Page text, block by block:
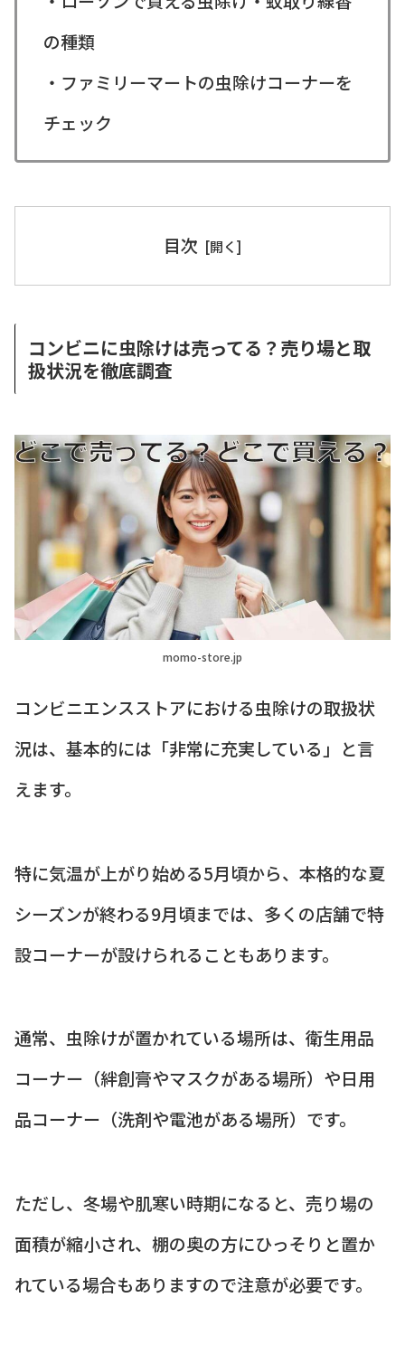
の種類
・ファミリーマートの虫除けコーナーを
チェック
目次
コンビニに虫除けは売ってる？売り場と取
扱状況を徹底調査
momo-store.jp
コンビニエンスストアにおける虫除けの取扱状
況は、基本的には「非常に充実している」と言
えます。
特に気温が上がり始める5月頃から、本格的な夏
シーズンが終わる9月頃までは、多くの店舗で特
設コーナーが設けられることもあります。
通常、虫除けが置かれている場所は、衛生用品
コーナー（絆創膏やマスクがある場所）や日用
品コーナー（洗剤や電池がある場所）です。
ただし、冬場や肌寒い時期になると、売り場の
面積が縮小され、棚の奥の方にひっそりと置か
れている場合もありますので注意が必要です。